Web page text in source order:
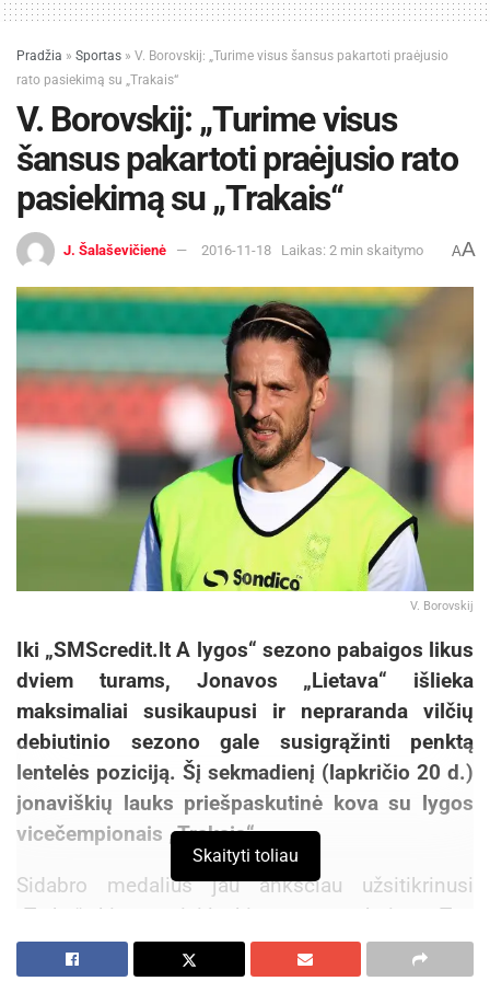
Pradžia » Sportas » V. Borovskij: „Turime visus šansus pakartoti praėjusio
rato pasiekimą su „Trakais“
V. Borovskij: „Turime visus
šansus pakartoti praėjusio rato
pasiekimą su „Trakais“
J. Šalaševičienė 2016-11-18 Laikas: 2 min skaitymo AA
V. Borovskij
Iki „SMScredit.lt A lygos“ sezono pabaigos likus
dviem turams, Jonavos „Lietava“ išlieka
maksimaliai susikaupusi ir nepraranda vilčių
debiutinio sezono gale susigrąžinti penktą
lentelės poziciją. Šį sekmadienį (lapkričio 20 d.)
jonaviškių lauks priešpaskutinė kova su lygos
vicečempionais „Trakais“.
Sidabro medalius jau anksčiau užsitikrinusi
„Trakų“ ekipa ramiai laukia sezono pabaigos. Tuo
metu „Lietavos“ žaidėjai, nors ir įvykdę pagrindinį
Skaityti toliau